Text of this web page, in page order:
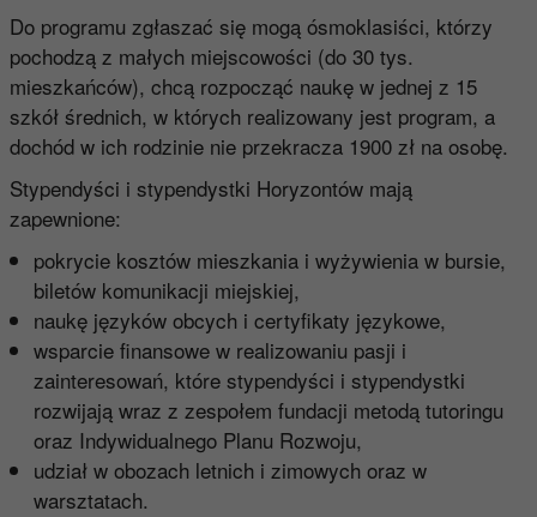
Do programu zgłaszać się mogą ósmoklasiści, którzy
pochodzą z małych miejscowości (do 30 tys.
mieszkańców), chcą rozpocząć naukę w jednej z 15
szkół średnich, w których realizowany jest program, a
dochód w ich rodzinie nie przekracza 1900 zł na osobę.
Stypendyści i stypendystki Horyzontów mają
zapewnione:
pokrycie kosztów mieszkania i wyżywienia w bursie,
biletów komunikacji miejskiej,
naukę języków obcych i certyfikaty językowe,
wsparcie finansowe w realizowaniu pasji i
zainteresowań, które stypendyści i stypendystki
rozwijają wraz z zespołem fundacji metodą tutoringu
oraz Indywidualnego Planu Rozwoju,
udział w obozach letnich i zimowych oraz w
warsztatach.